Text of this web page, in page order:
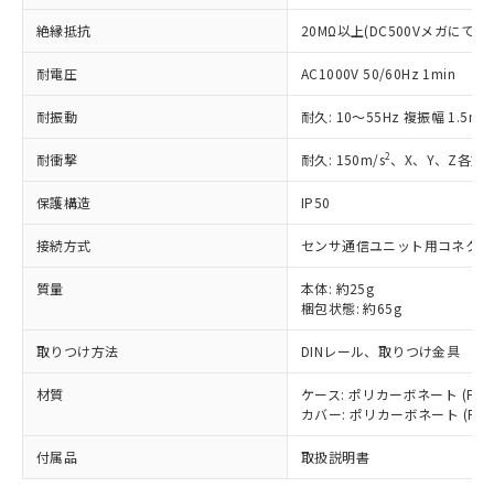
絶縁抵抗 20MΩ以上(DC500Vメガにて)
耐電圧 AC1000V 50/60Hz 1min
耐振動 耐久: 10～55Hz 複振幅
耐衝撃 耐久: 150m/s2、X、Y、Z各方
保護構造 IP50
接続方式 センサ通信ユニット用コネクタ
質量
本体: 約25g
梱包状態: 約65g
取りつけ方法 DINレール、取りつけ金具
材質
ケース: ポリカーボネート (PC)
カバー: ポリカーボネート (PC)
付属品 取扱説明書
正式な納期状況および標準価格はお客
様のお取引先、またはお客様担当のオ
ムロン制御機器販売店・当社販売員に
オムロン制御機器販売店や当社販売拠
販売ネットワーク
」をご確認
在庫状況および標準価格結果を当社の
事前の承諾なく第三者に漏洩または開
示しないようお願いします。
マイパーツ機能（部品リスト作成サー
ビス）をご利用いただくには、I-Web
メンバーズにご登録されている必要が
お客様が当ウェブサイト上で当社にご
登録された部品リストについて、当社
および当社の共同利用者が、当社の製
品・サービスに関するお客様との取
引・商談に必要な範囲で利用すること
をご了承ください。
類(PBB) 1000ppm以下、ポリ臭化ジフェニルエーテル類
(PBDE) 1000ppm以下、フタル酸ビス(2-エチルヘキシ
ル) (DEHP)(別名：DOP) 1000ppm以下、フタル酸ブチ
ルベンジル（BBP） 1000ppm以下、フタル酸ジブチル
（DBP） 1000ppm以下、フタル酸ジイソブチル
但し、RoHS指令で産業用監視および制御機器に対する
フタル酸エステル類の４物質については閾値を超える意
図的な使用がないことを確認しています。
部品在庫の切り替え状況などにより、予定
月が前後することがあります。
※3 非含有証明書ダウンロード
下記の非含有証明書をダウンロードするこ
Cr(Ⅵ)(六価クロム) : 1000ppm、 PBBs(ポリ臭化ビフェ
ニル類) : 1000ppm、 PBDEs(ポリ臭化ジフェニルエーテ
イソブチル) : 1000ppm、 BBP(フタル酸ブチルベンジ
DEHP(フタル酸ビス(2-エチルヘキシル)) : 1000ppm
「ｅ」：有害物質（10物質）のすべてが基
準値以下であることを示します。
「10」：通常の使用状況下において有害物
質が外部に漏えいし、環境に深刻な影響を
及ぼさない年数を意味します。
「－」：未確認です。当社販売部門へお問
い合わせください。
当社は規制貨物を破棄する場合は、完
全に破砕するなど、違法に輸出されな
いよう必要な手段を講じます。
当社は貴社製品を、核兵器、ミサイ
ル、化学兵器、生物兵器またはその他
武器並びにこれらの製造装置等に一切
当社は、貴社製品を第三者に販売する
場合は、上記1、2および3の内容を当
該第三者に通知します。また当社は、
販売先および販売に係わる関係者が違
法に輸出するおそれがある場合は、取
り引きをいたしません。
キャンセル
一定数以上の在庫あり
一定数には満たないが在庫あり
在庫なし(最新の在庫状況につ
いては、お客様のお取引先、ま
たはお客様担当のオムロン制御
機器販売店・当社販売員にご確
受注生産機種、また在庫状況の
情報を公開していない機種